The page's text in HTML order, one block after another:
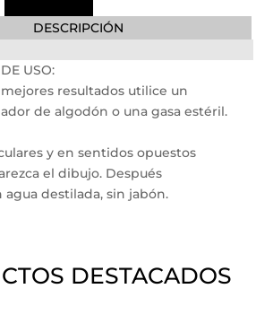
DESCRIPCIÓN
USO:
resultados utilice un
de algodón o una gasa estéril.
y en sentidos opuestos
el dibujo. Después
destilada, sin jabón.
DESTACADOS